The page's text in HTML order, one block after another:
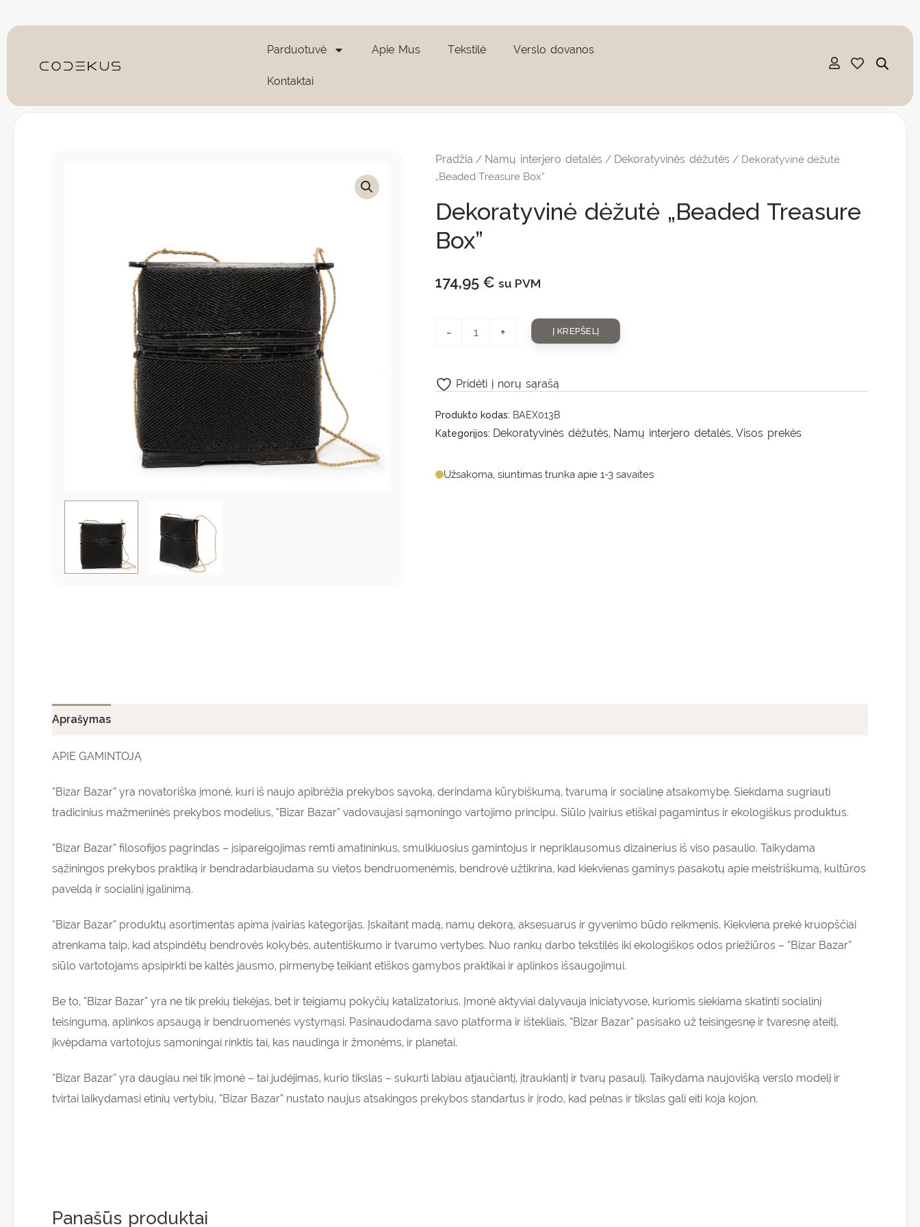
prie
Parduotuvė Apie Mus Tekstilė Verslo dovanos
Kontaktai
Pradžia / Namų interjero detalės / Dekoratyvinės dėžutės / Dekoratyvinė dėžutė
„Beaded Treasure Box”
Dekoratyvinė dėžutė „Beaded Treasure
Box”
174,95 € su PVM
-
dėžutė
"Beaded
Box"
+ Į KREPŠELĮ
Produkto kodas: BAEX013B
Kategorijos: Dekoratyvinės dėžutės, Namų interjero detalės,Visos prekės
Užsakoma, siuntimas trunka apie 1-3 savaites
Pridėti į norų sąrašą
Aprašymas
APIE GAMINTOJĄ
“Bizar Bazar” yra novatoriška įmonė, kuri iš naujo apibrėžia prekybos sąvoką, derindama kūrybiškumą, tvarumą ir socialinę atsakomybę. Siekdama sugriauti
tradicinius mažmeninės prekybos modelius, “Bizar Bazar” vadovaujasi sąmoningo vartojimo principu. Siūlo įvairius etiškai pagamintus ir ekologiškus produktus.
“Bizar Bazar” filosofijos pagrindas – įsipareigojimas remti amatininkus, smulkiuosius gamintojus ir nepriklausomus dizainerius iš viso pasaulio. Taikydama
sąžiningos prekybos praktiką ir bendradarbiaudama su vietos bendruomenėmis, bendrovė užtikrina, kad kiekvienas gaminys pasakotų apie meistriškumą, kultūros
paveldą ir socialinį įgalinimą.
“Bizar Bazar” produktų asortimentas apima įvairias kategorijas. Įskaitant madą, namų dekorą, aksesuarus ir gyvenimo būdo reikmenis. Kiekviena prekė kruopščiai
atrenkama taip, kad atspindėtų bendrovės kokybės, autentiškumo ir tvarumo vertybes. Nuo rankų darbo tekstilės iki ekologiškos odos priežiūros – “Bizar Bazar”
siūlo vartotojams apsipirkti be kaltės jausmo, pirmenybę teikiant etiškos gamybos praktikai ir aplinkos išsaugojimui.
Be to, “Bizar Bazar” yra ne tik prekių tiekėjas, bet ir teigiamų pokyčių katalizatorius. Įmonė aktyviai dalyvauja iniciatyvose, kuriomis siekiama skatinti socialinį
teisingumą, aplinkos apsaugą ir bendruomenės vystymąsi. Pasinaudodama savo platforma ir ištekliais, “Bizar Bazar” pasisako už teisingesnę ir tvaresnę ateitį,
įkvėpdama vartotojus sąmoningai rinktis tai, kas naudinga ir žmonėms, ir planetai.
“Bizar Bazar” yra daugiau nei tik įmonė – tai judėjimas, kurio tikslas – sukurti labiau atjaučiantį, įtraukiantį ir tvarų pasaulį. Taikydama naujovišką verslo modelį ir
tvirtai laikydamasi etinių vertybių, “Bizar Bazar” nustato naujus atsakingos prekybos standartus ir įrodo, kad pelnas ir tikslas gali eiti koja kojon.
Panašūs produktai